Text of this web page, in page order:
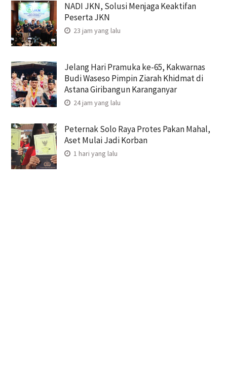
NADI JKN, Solusi Menjaga Keaktifan
Peserta JKN
23 jam yang lalu
Jelang Hari Pramuka ke-65, Kakwarnas
Budi Waseso Pimpin Ziarah Khidmat di
Astana Giribangun Karanganyar
24 jam yang lalu
Peternak Solo Raya Protes Pakan Mahal,
Aset Mulai Jadi Korban
1 hari yang lalu